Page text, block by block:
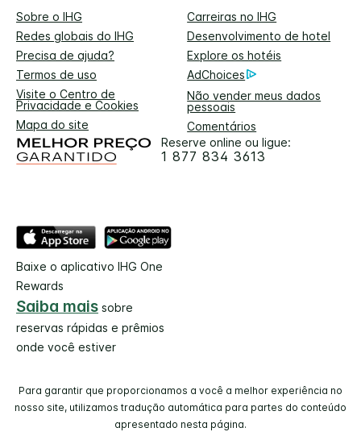
Sobre o IHG
Carreiras no IHG
Redes globais do IHG
Desenvolvimento de hotel
Precisa de ajuda?
Explore os hotéis
Termos de uso
AdChoices
Visite o Centro de
Privacidade e Cookies
Não vender meus dados
pessoais
Mapa do site
Comentários
Reserve online ou ligue:
1 877 834 3613
Baixe o aplicativo IHG One
Rewards
Saiba mais sobre
reservas rápidas e prêmios
onde você estiver
Para garantir que proporcionamos a você a melhor experiência no
nosso site, utilizamos tradução automática para partes do conteúdo
apresentado nesta página.